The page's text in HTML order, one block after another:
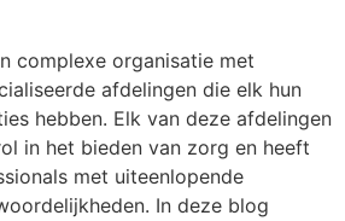
complexe organisatie met
afdelingen die elk hun
hebben. Elk van deze afdelingen
in het bieden van zorg en heeft
met uiteenlopende
In deze blog